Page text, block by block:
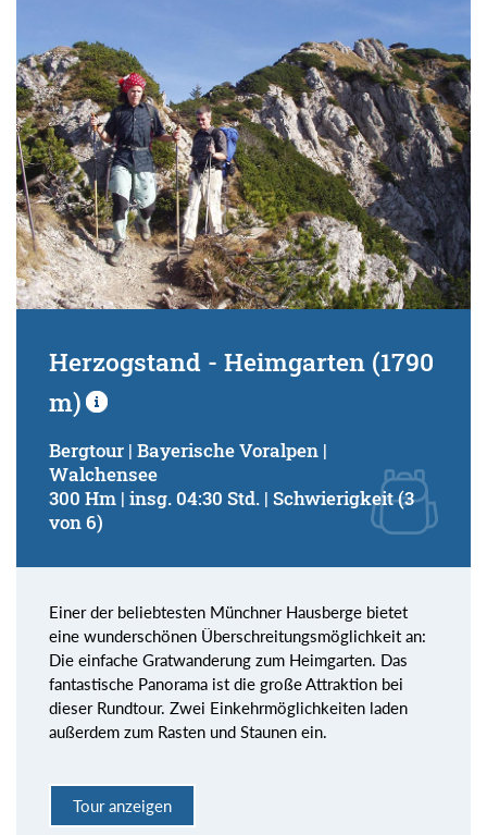
Herzogstand - Heimgarten (1790
m)
Bergtour | Bayerische Voralpen |
Walchensee
300 Hm | insg. 04:30 Std. | Schwierigkeit (3
von 6)
Einer der beliebtesten Münchner Hausberge bietet
eine wunderschönen Überschreitungsmöglichkeit an:
Die einfache Gratwanderung zum Heimgarten. Das
fantastische Panorama ist die große Attraktion bei
dieser Rundtour. Zwei Einkehrmöglichkeiten laden
außerdem zum Rasten und Staunen ein.
Tour anzeigen